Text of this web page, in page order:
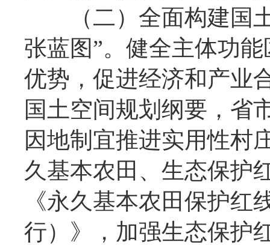
（二）全面构建国土
张蓝图”。健全主体功
优势，促进经济和产业
国土空间规划纲要，省
因地制宜推进实用性村
久基本农田、生态保护
《永久基本农田保护
行）》，加强生态保护